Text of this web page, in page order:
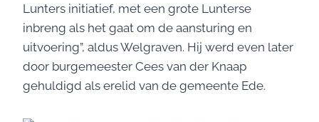
Lunters initiatief, met een grote Lunterse
inbreng als het gaat om de aansturing en
uitvoering”, aldus Welgraven. Hij werd even later
door burgemeester Cees van der Knaap
gehuldigd als erelid van de gemeente Ede.